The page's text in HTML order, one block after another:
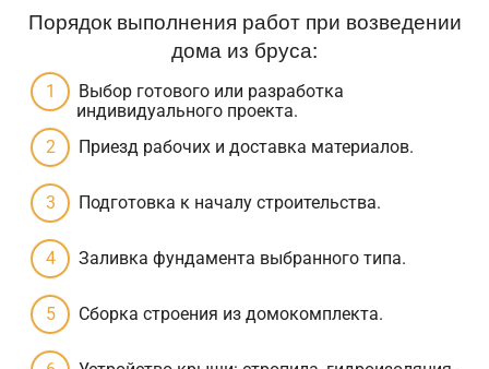
Порядок выполнения работ при возведении
дома из бруса:
Выбор готового или разработка
индивидуального проекта.
Приезд рабочих и доставка материалов.
Подготовка к началу строительства.
Заливка фундамента выбранного типа.
Сборка строения из домокомплекта.